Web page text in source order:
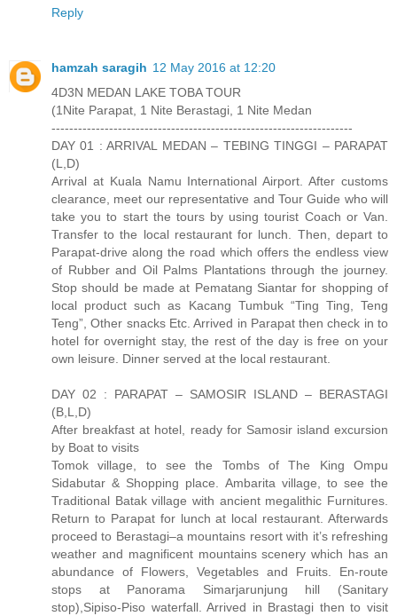
Reply
hamzah saragih 12 May 2016 at 12:20
4D3N MEDAN LAKE TOBA TOUR
(1Nite Parapat, 1 Nite Berastagi, 1 Nite Medan
--------------------------------------------------------------------
DAY 01 : ARRIVAL MEDAN – TEBING TINGGI – PARAPAT
(L,D)
Arrival at Kuala Namu International Airport. After customs
clearance, meet our representative and Tour Guide who will
take you to start the tours by using tourist Coach or Van.
Transfer to the local restaurant for lunch. Then, depart to
Parapat-drive along the road which offers the endless view
of Rubber and Oil Palms Plantations through the journey.
Stop should be made at Pematang Siantar for shopping of
local product such as Kacang Tumbuk “Ting Ting, Teng
Teng”, Other snacks Etc. Arrived in Parapat then check in to
hotel for overnight stay, the rest of the day is free on your
own leisure. Dinner served at the local restaurant.
DAY 02 : PARAPAT – SAMOSIR ISLAND – BERASTAGI
(B,L,D)
After breakfast at hotel, ready for Samosir island excursion
by Boat to visits
Tomok village, to see the Tombs of The King Ompu
Sidabutar & Shopping place. Ambarita village, to see the
Traditional Batak village with ancient megalithic Furnitures.
Return to Parapat for lunch at local restaurant. Afterwards
proceed to Berastagi–a mountains resort with it’s refreshing
weather and magnificent mountains scenery which has an
abundance of Flowers, Vegetables and Fruits. En-route
stops at Panorama Simarjarunjung hill (Sanitary
stop),Sipiso-Piso waterfall. Arrived in Brastagi then to visit